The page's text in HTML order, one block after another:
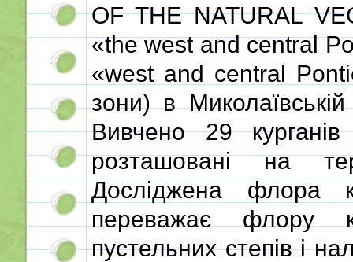
OF THE NATURAL
«the west and central
«west and central
зони) в
Вивчено 29
розташовані на
Досліджена флора
переважає флору
пустельних степів і